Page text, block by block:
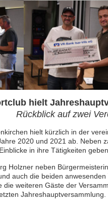
hielt
Rückblick auf zwei
hielt kürzlich in der
2020 und 2021 ab. Neben
in ihre Tätigkeiten
Holzner neben
auch die beiden
die weiteren Gäste der
Jahreshauptversammlung.